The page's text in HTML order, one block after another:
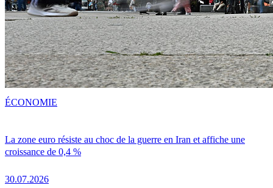
La zone euro résiste au choc de la guerre en Iran et affiche une
croissance de 0,4 %
30.07.2026
ÉCONOMIE